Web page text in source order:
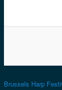
Brussels Harp